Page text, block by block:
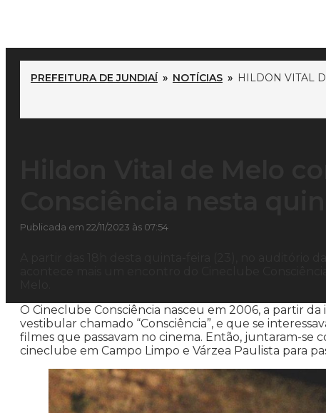
PREFEITURA DE JUNDIAÍ » NOTÍCIAS » HILDON VITAL
Publicada em 22/11/2023 às 07:54
O Cineclube Consciência nasceu em 2006, a partir
vestibular chamado “Consciência”, e que se
filmes que passavam no cinema. Então, juntaram-
cineclube em Campo Limpo e Várzea Paulista para